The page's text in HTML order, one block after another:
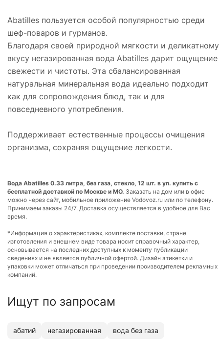
Abatilles пользуется особой популярностью среди
шеф-поваров и гурманов.
Благодаря своей природной мягкости и деликатному
вкусу негазированная вода Abatilles дарит ощущение
свежести и чистоты. Эта сбалансированная
натуральная минеральная вода идеально подходит
как для сопровождения блюд, так и для
повседневного употребления.
Поддерживает естественные процессы очищения
организма, сохраняя ощущение легкости.
Вода Abatilles 0.33 литра, без газа, стекло, 12 шт. в уп. купить с
бесплатной доставкой по Москве и МО. Заказать на дом или в офис
можно через сайт, мобильное приложение Vodovoz.ru или по телефону.
Принимаем заказы 24/7. Доставка осуществляется в удобное для Вас
время.
*Информация о характеристиках, комплекте поставки, стране
изготовления и внешнем виде товара носит справочный характер,
основывается на последних доступных к моменту публикации
сведениях и не является публичной офертой. Дизайн этикетки и
упаковки может отличаться при проведении производителем рекламных
компаний.
Ищут по запросам
абатий негазированная вода без газа